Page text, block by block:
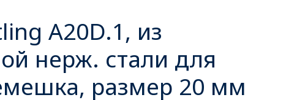
A20D.1, из
нерж. стали для
размер 20 мм